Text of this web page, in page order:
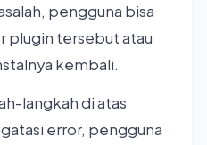
pengguna bisa
plugin tersebut atau
kembali.
langkah di atas
error, pengguna